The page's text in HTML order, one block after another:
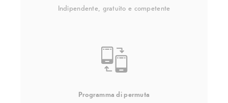
Indipendente, gratuito e competente
Programma di permuta